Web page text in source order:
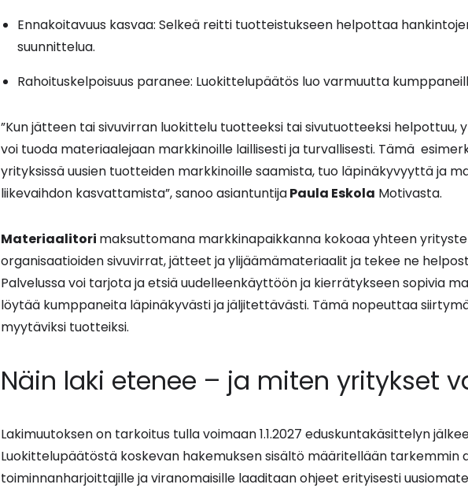
Ennakoitavuus kasvaa: Selkeä reitti tuotteistukseen helpottaa
suunnittelua.
Rahoituskelpoisuus paranee: Luokittelupäätös luo varmuutta
”Kun jätteen tai sivuvirran luokittelu tuotteeksi tai sivutuotteeksi helpottuu,
voi tuoda materiaalejaan markkinoille laillisesti ja turvallisesti. Tämä
yrityksissä uusien tuotteiden markkinoille saamista, tuo läpinäkyvyyttä ja
liikevaihdon kasvattamista”, sanoo asiantuntijaPaula Eskola Motivasta.
Materiaalitori maksuttomana markkinapaikkanna kokoaa yhteen
organisaatioiden sivuvirrat, jätteet ja ylijäämämateriaalit ja tekee ne
Palvelussa voi tarjota ja etsiä uudelleenkäyttöön ja kierrätykseen sopivia
löytää kumppaneita läpinäkyvästi ja jäljitettävästi. Tämä nopeuttaa
myytäviksi tuotteiksi.
Näin laki etenee – ja miten yritykset
Lakimuutoksen on tarkoitus tulla voimaan 1.1.2027 eduskuntakäsittelyn
Luokittelupäätöstä koskevan hakemuksen sisältö määritellään tarkemmin
toiminnanharjoittajille ja viranomaisille laaditaan ohjeet erityisesti